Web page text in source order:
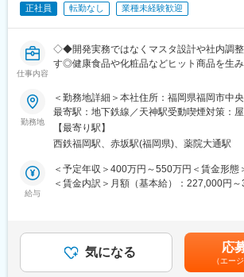
変更の範囲：会社の定める業務
出来るため、自らの成果が評価につながりま
■組織構成：現在メンバー5名と次長1名（20
中）が在籍しいます。課長クラスとして部
します。
■入社後お任せする業務：ご経験がある方は
ますが、職種未経験の方は今ある案件を先
画、ディレクションを行っていきます。制
・CRMの業務だけではなく、新商品や新規
プロジェクトに関わっていただきます。
■当社の魅力
「美と健康の新しいで笑顔あふれる毎日を
正社員 転勤なし 業種未経験歓迎
仕事内容
◇◆開発実務ではなくマスタ設計や社内調
す◎健康食品や化粧品などヒット商品を生
な評価基準で着実にスキルアップ可 ◆◇
■募集背景：
2期連続110％以上の売り上げ成長を遂げて
200億円を掲げ、事業の発展に貢献いただけ
す「成長企業で働きたい」「自ら能動的に
事業に貢献したい」という思いがある方の
社内システム部門の運用担当として、社内
件決めなどをご担当いただきます。
勤務地
＜勤務地詳細＞本社住所：福岡県福岡市中
最寄駅：地下鉄線／天神駅受動喫煙対策：
囲：無
【最寄り駅】
西鉄福岡駅、赤坂駅(福岡県)、薬院大通駅
給与
＜予定年収＞400万円～550万円＜賃金形態
＜賃金内訳＞月額（基本給）：227,000円
＞※給与詳細は経験・能力を考慮し、面談に
給：年2回■賞与：年2回（7月、12月／計
ド・評価により支給賃金はあくまでも目安の
気になる 応
（エー